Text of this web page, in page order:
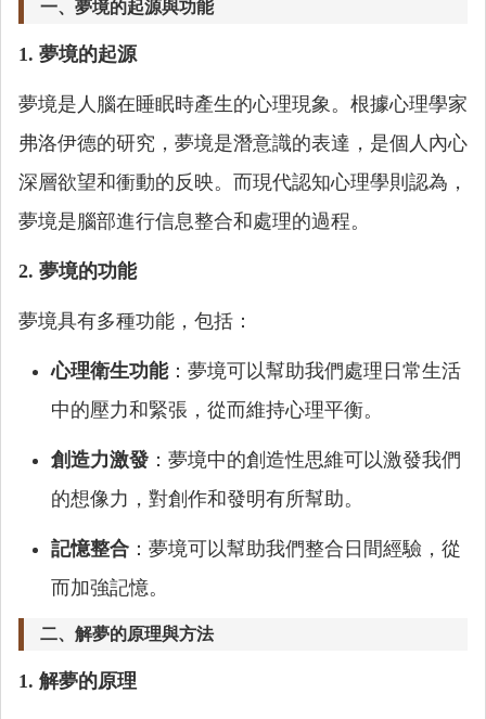
一、夢境的起源與功能
1. 夢境的起源
夢境是人腦在睡眠時產生的心理現象。根據心理學家
弗洛伊德的研究，夢境是潛意識的表達，是個人內心
深層欲望和衝動的反映。而現代認知心理學則認為，
夢境是腦部進行信息整合和處理的過程。
2. 夢境的功能
夢境具有多種功能，包括：
心理衛生功能：夢境可以幫助我們處理日常生活
中的壓力和緊張，從而維持心理平衡。
創造力激發 ：夢境中的創造性思維可以激發我們
的想像力，對創作和發明有所幫助。
記憶整合 ：夢境可以幫助我們整合日間經驗，從
而加強記憶。
二、解夢的原理與方法
1. 解夢的原理